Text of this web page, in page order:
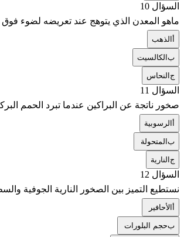
السؤال 10
ماهو المعدن الذي يتوهج عند تعريضه لضوء فوق
الذهب
بالكالسيت
جالنحاس
السؤال 11
صخور ناتجة عن البراكين عندما تبرد الحمم
الرسوبية
بالمتحولة
جالنارية
السؤال 12
نستطيع التميز بين الصخور النارية الجوفية
الأحافير
بحجم البلورات